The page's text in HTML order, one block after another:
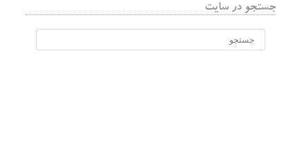
جستجو در سایت